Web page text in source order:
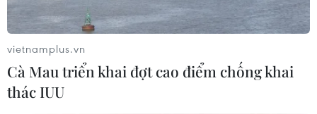
vietnamplus.vn
Cà Mau triển khai đợt cao điểm chống khai
thác IUU